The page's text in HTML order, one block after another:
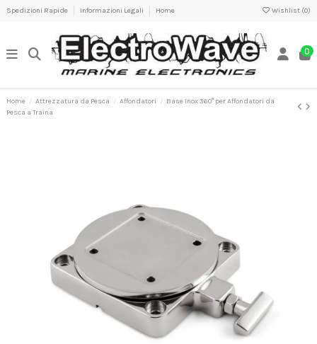
Spedizioni Rapide Informazioni Legali Home Wishlist (0)
0
Home Attrezzatura da Pesca Affondatori
Base Inox 360° per Affondatori da
Pesca a Traina